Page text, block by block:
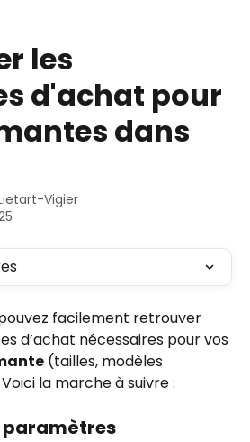
les
d'achat pour
dans
Vigier
facilement retrouver
d’achat nécessaires pour vos
(tailles, modèles
la marche à suivre :
paramètres